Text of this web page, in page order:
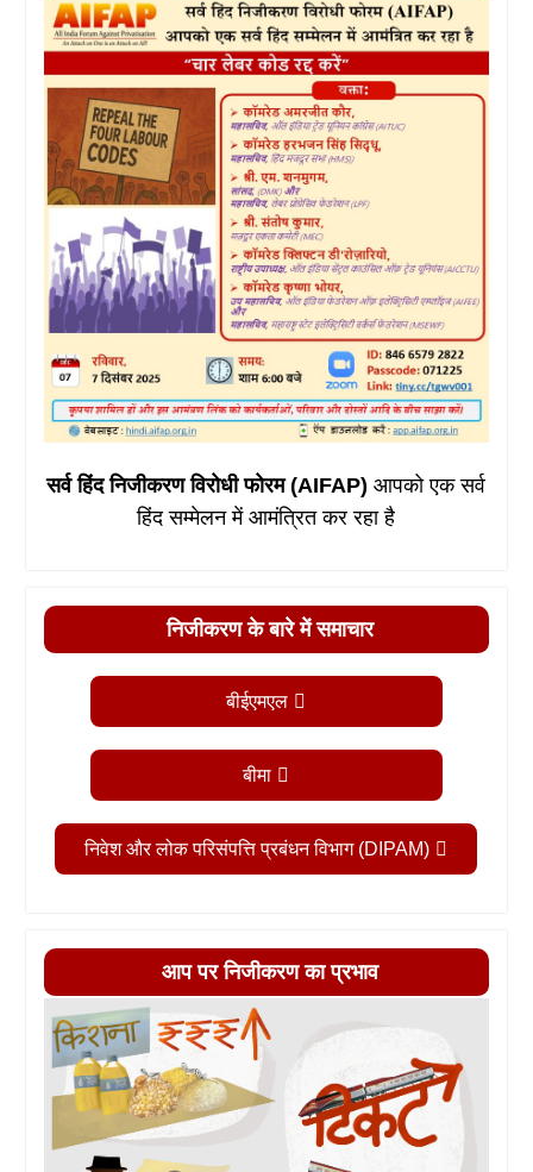
सर्व हिंद निजीकरण विरोधी फोरम (AIFAP)आपको एक सर्व
हिंद सम्मेलन में आमंत्रित कर रहा है
निजीकरण के बारे में समाचार
बीईएमएल
बीमा
निवेश और लोक परिसंपत्ति प्रबंधन विभाग (DIPAM)
आप पर निजीकरण का प्रभाव